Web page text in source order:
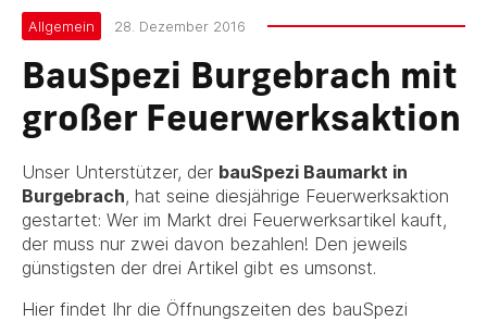
Allgemein 28. Dezember 2016
BauSpezi Burgebrach mit
großer Feuerwerksaktion
Unser Unterstützer, der bauSpezi Baumarkt in
Burgebrach, hat seine diesjährige Feuerwerksaktion
gestartet: Wer im Markt drei Feuerwerksartikel kauft,
der muss nur zwei davon bezahlen! Den jeweils
günstigsten der drei Artikel gibt es umsonst.
Hier findet Ihr die Öffnungszeiten des bauSpezi